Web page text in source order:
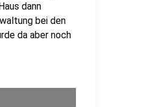
dann
bei den
da aber noch